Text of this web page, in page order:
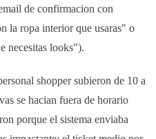
de confirmacion con
la ropa interior que usaras" o
necesitas looks").
shopper subieron de 10 a
se hacian fuera de horario
porque el sistema enviaba